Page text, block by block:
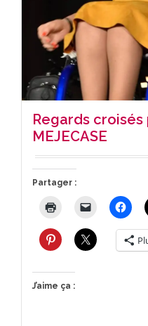
Regards
MEJECASE
Partager :
J’aime ça :